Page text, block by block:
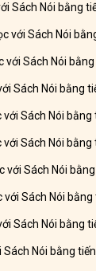
Sách Nói bằng
với Sách Nói
với Sách Nói
Sách Nói bằng
với Sách Nói bằng
với Sách Nói bằng
với Sách Nói
với Sách Nói bằng
Sách Nói bằng
Sách Nói bằng